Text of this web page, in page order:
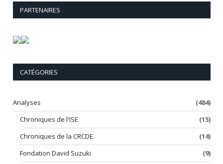
PARTENAIRES
CATÉGORIES
Analyses
(484)
Chroniques de l'ISE
(15)
Chroniques de la CRCDE
(14)
Fondation David Suzuki
(9)